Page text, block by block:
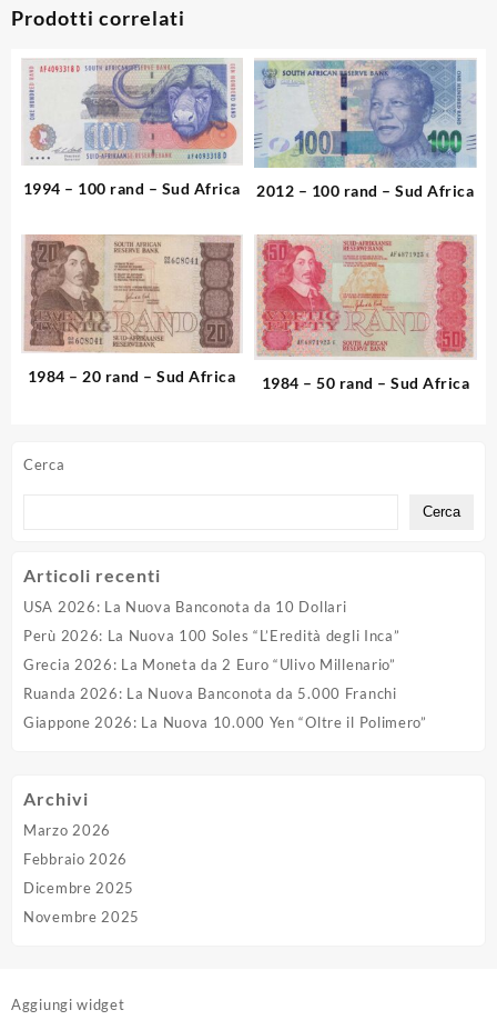
Cerca
Cerca
Articoli recenti
USA 2026: La Nuova Banconota da 10 Dollari
Perù 2026: La Nuova 100 Soles “L’Eredità degli Inca”
Grecia 2026: La Moneta da 2 Euro “Ulivo Millenario”
Ruanda 2026: La Nuova Banconota da 5.000 Franchi
Giappone 2026: La Nuova 10.000 Yen “Oltre il Polimero”
Prodotti correlati
1994 – 100 rand – Sud Africa 2012 – 100 rand – Sud Africa
1984 – 20 rand – Sud Africa 1984 – 50 rand – Sud Africa
Archivi
Marzo 2026
Febbraio 2026
Dicembre 2025
Novembre 2025
Aggiungi widget